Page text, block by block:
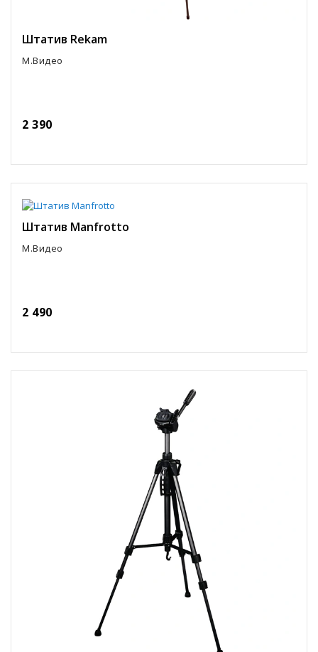
Штатив Rekam
М.Видео
2 390
Штатив Manfrotto
М.Видео
2 490